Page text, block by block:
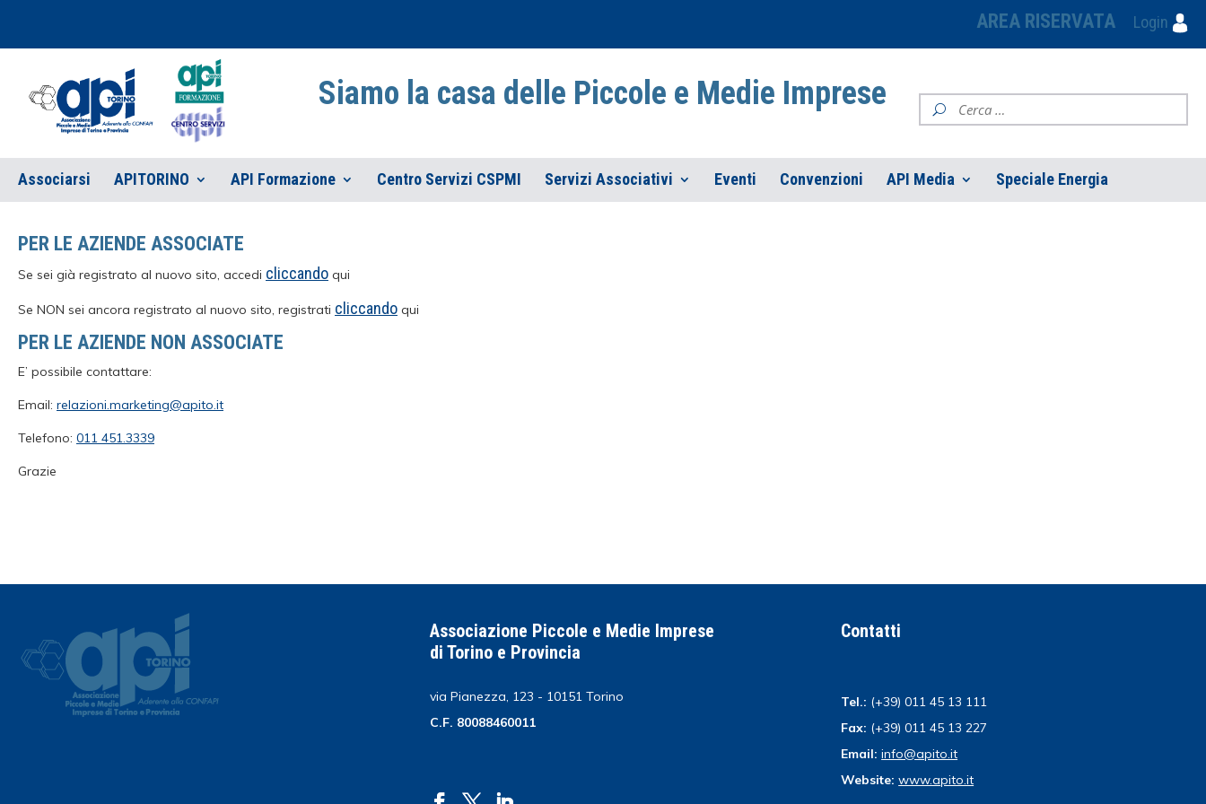
AREA RISERVATA Login
Siamo la casa delle Piccole e Medie Imprese
Associarsi APITORINO API Formazione Centro Servizi CSPMI Servizi Associativi Eventi Convenzioni API Media Speciale Energia
PER LE AZIENDE ASSOCIATE
Se sei già registrato al nuovo sito, accedi cliccando qui
Se NON sei ancora registrato al nuovo sito, registrati cliccando qui
PER LE AZIENDE NON ASSOCIATE
E’ possibile contattare:
Email: relazioni.marketing@apito.it
Telefono: 011 451.3339
Grazie
Associazione Piccole e Medie Imprese
di Torino e Provincia
via Pianezza, 123 - 10151 Torino
C.F. 80088460011
Contatti
Tel.: (+39) 011 45 13 111
Fax: (+39) 011 45 13 227
Email: info@apito.it
Website: www.apito.it